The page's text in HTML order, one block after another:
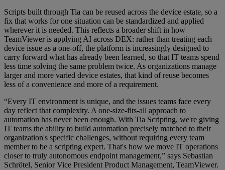
Scripts built through Tia can be reused across the device estate, so a
fix that works for one situation can be standardized and applied
wherever it is needed. This reflects a broader shift in how
TeamViewer is applying AI across DEX: rather than treating each
device issue as a one-off, the platform is increasingly designed to
carry forward what has already been learned, so that IT teams spend
less time solving the same problem twice. As organizations manage
larger and more varied device estates, that kind of reuse becomes
less of a convenience and more of a requirement.
“Every IT environment is unique, and the issues teams face every
day reflect that complexity. A one-size-fits-all approach to
automation has never been enough. With Tia Scripting, we're giving
IT teams the ability to build automation precisely matched to their
organization's specific challenges, without requiring every team
member to be a scripting expert. That's how we move IT operations
closer to truly autonomous endpoint management,” says Sebastian
Schrötel, Senior Vice President Product Management, TeamViewer.